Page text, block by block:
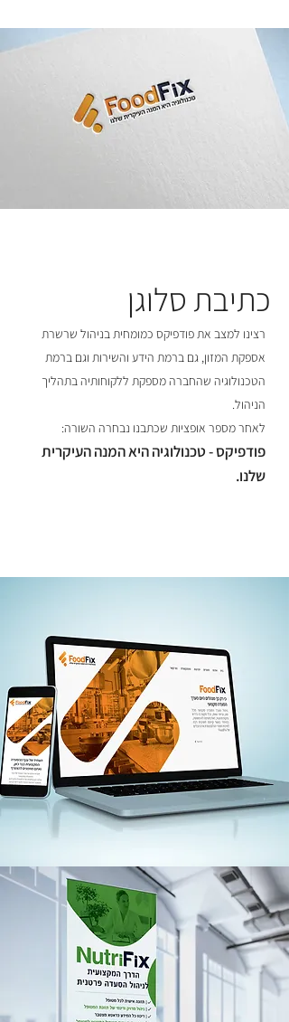
כתיבת סלוגן
רצינו למצב את פודפיקס כמומחית בניהול שרשרת
אספקת המזון, גם ברמת הידע והשירות וגם ברמת
הטכנולוגיה שהחברה מספקת ללקוחותיה בתהליך
הניהול.
לאחר מספר אופציות שכתבנו נבחרה השורה:
פודפיקס - טכנולוגיה היא המנה העיקרית
שלנו.